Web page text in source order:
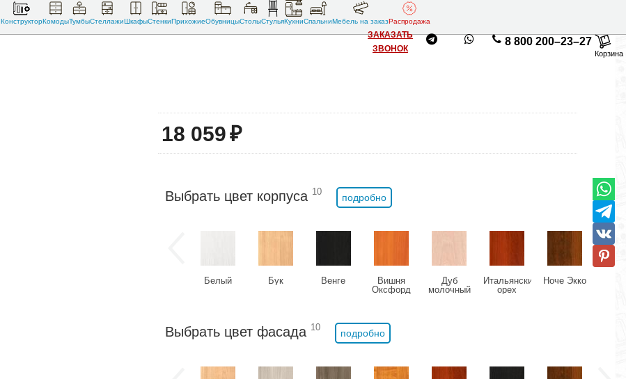
КонструкторКомодыТумбыСтеллажиШкафыСтенкиПрихожиеОбувницыСтолыСтульяКухниСпальниМебель на заказРаспродажа
ЗАКАЗАТЬ
ЗВОНОК
8 800 200–23–27
Корзина
18 059₽
Выбрать цвет корпуса 10
подробно
Белый Бук Венге
Вишня
Оксфорд
Дуб
молочный
Итальянский
орех
Ноче Экко
Выбрать цвет фасада 10
подробно